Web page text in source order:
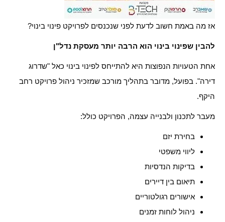
אז מה באמת חשוב לדעת לפני שנכנסים לפרויקט פינוי בינוי?
להבין שפינוי בינוי הוא הרבה יותר מעסקת נדל"ן
אחת הטעויות הנפוצות היא להתייחס לפינוי בינוי כאל "שדרוג
דירה". בפועל, מדובר בתהליך מורכב שמזכיר ניהול פרויקט רחב
היקף.
מעבר לתכנון ולבנייה עצמה, הפרויקט כולל:
בחירת יזם
ליווי משפטי
בדיקות הנדסיות
תיאום בין דיירים
אישורים רגולטוריים
ניהול לוחות זמנים